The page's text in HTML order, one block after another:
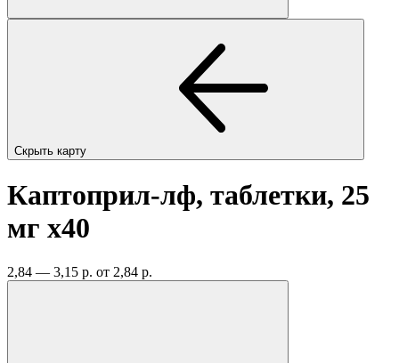
Скрыть карту
Каптоприл-лф, таблетки, 25
мг x40
2,84 — 3,15 р. от 2,84 р.